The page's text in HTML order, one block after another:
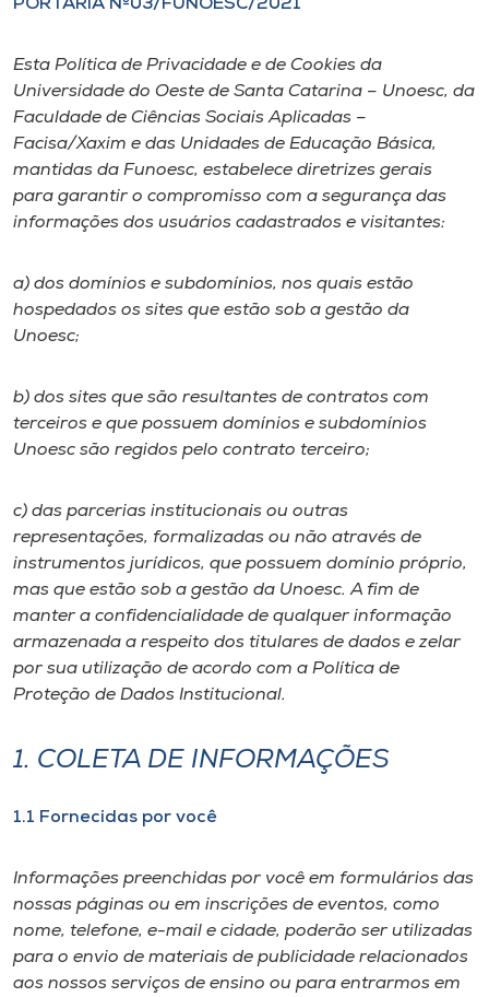
Diplomados
Cultura
Biblioteca
Museu
Unoesc
Store
Selecione
A+
PORTARIA Nº03/FUNOESC/2021
Esta Política de Privacidade e de Cookies da
Universidade do Oeste de Santa Catarina – Unoesc, da
Faculdade de Ciências Sociais Aplicadas –
Facisa/Xaxim e das Unidades de Educação Básica,
mantidas da Funoesc, estabelece diretrizes gerais
para garantir o compromisso com a segurança das
informações dos usuários cadastrados e visitantes:
a) dos domínios e subdomínios, nos quais estão
hospedados os sites que estão sob a gestão da
Unoesc;
b) dos sites que são resultantes de contratos com
terceiros e que possuem domínios e subdomínios
Unoesc são regidos pelo contrato terceiro;
c) das parcerias institucionais ou outras
representações, formalizadas ou não através de
instrumentos jurídicos, que possuem domínio próprio,
mas que estão sob a gestão da Unoesc. A fim de
manter a confidencialidade de qualquer informação
armazenada a respeito dos titulares de dados e zelar
por sua utilização de acordo com a Política de
Proteção de Dados Institucional.
1. COLETA DE INFORMAÇÕES
1.1 Fornecidas por você
Informações preenchidas por você em formulários das
nossas páginas ou em inscrições de eventos, como
nome, telefone, e-mail e cidade, poderão ser utilizadas
para o envio de materiais de publicidade relacionados
aos nossos serviços de ensino ou para entrarmos em